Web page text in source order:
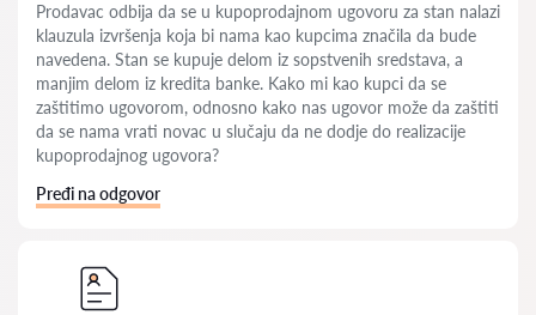
Prodavac odbija da se u kupoprodajnom ugovoru za stan nalazi
klauzula izvršenja koja bi nama kao kupcima značila da bude
navedena. Stan se kupuje delom iz sopstvenih sredstava, a
manjim delom iz kredita banke. Kako mi kao kupci da se
zaštitimo ugovorom, odnosno kako nas ugovor može da zaštiti
da se nama vrati novac u slučaju da ne dodje do realizacije
kupoprodajnog ugovora?
Pređi na odgovor